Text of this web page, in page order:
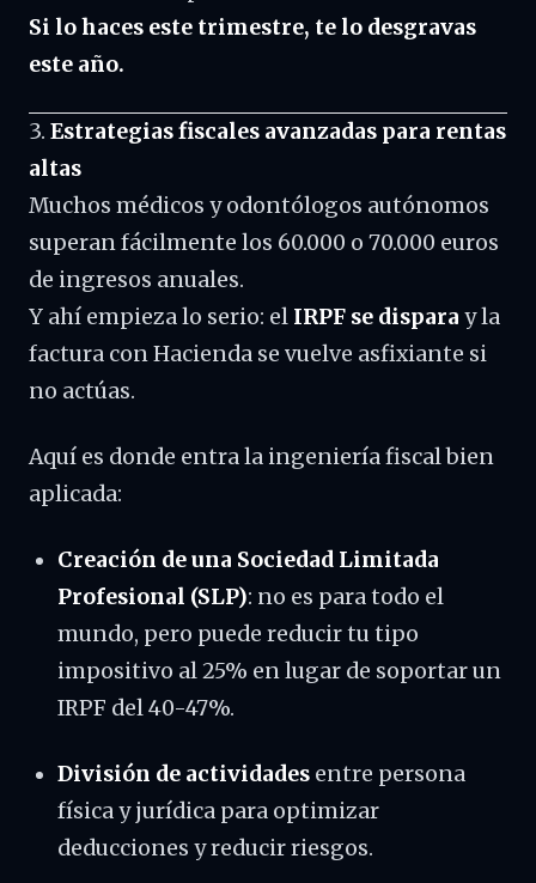
Si lo haces este trimestre, te lo desgravas
este año.
3. Estrategias fiscales avanzadas para rentas
altas
Muchos médicos y odontólogos autónomos
superan fácilmente los 60.000 o 70.000 euros
de ingresos anuales.
Y ahí empieza lo serio: el IRPF se dispara y la
factura con Hacienda se vuelve asfixiante si
no actúas.
Aquí es donde entra la ingeniería fiscal bien
aplicada:
Creación de una Sociedad Limitada
Profesional (SLP): no es para todo el
mundo, pero puede reducir tu tipo
impositivo al 25% en lugar de soportar un
IRPF del 40-47%.
División de actividades entre persona
física y jurídica para optimizar
deducciones y reducir riesgos.